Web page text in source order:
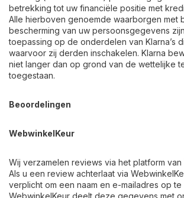
betrekking tot uw financiële positie met
Alle hierboven genoemde waarborgen met
bescherming van uw persoonsgegevens
toepassing op de onderdelen van Klarna’s
waarvoor zij derden inschakelen. Klarna
niet langer dan op grond van de wettelijke
toegestaan.
Beoordelingen
WebwinkelKeur
Wij verzamelen reviews via het platform van
Als u een review achterlaat via
verplicht om een naam en e-mailadres op te
WebwinkelKeur deelt deze gegevens met